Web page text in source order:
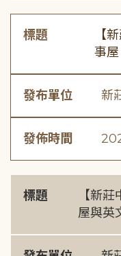
標題
【
事屋
發布單位 新
發佈時間
標題
【新
屋與英